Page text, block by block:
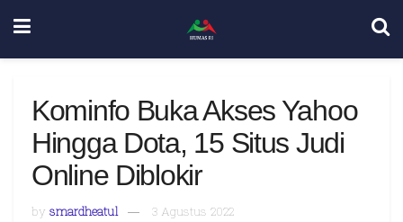
Kominfo Buka Akses Yahoo
Hingga Dota, 15 Situs Judi
Online Diblokir
by smardheatul 3 Agustus 2022